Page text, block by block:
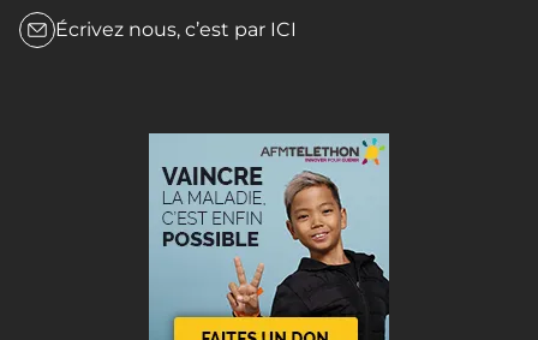
Écrivez nous, c’est par ICI